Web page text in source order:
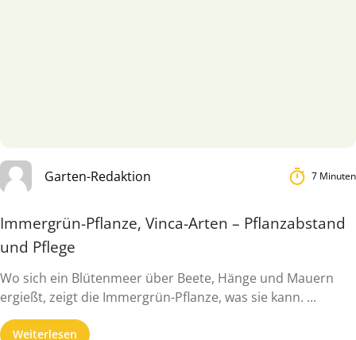
Garten-Redaktion 7 Minuten
Immergrün-Pflanze, Vinca-Arten – Pflanzabstand
und Pflege
Wo sich ein Blütenmeer über Beete, Hänge und Mauern
ergießt, zeigt die Immergrün-Pflanze, was sie kann. ...
Weiterlesen